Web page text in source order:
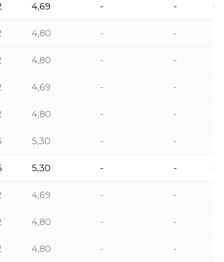
4,69 - -
4,80 - -
4,80 - -
4,69 - -
4,80 - -
5,30 - -
5,30 - -
4,69 - -
4,80 - -
4,80 - -